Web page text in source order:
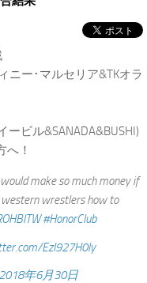
ニー･マルセリア&TKオラ
ービル&SANADA&BUSHI)
へ！
make so much money if
wrestlers how to
#HonorClub
EzI927H0ly
2018年6月30日